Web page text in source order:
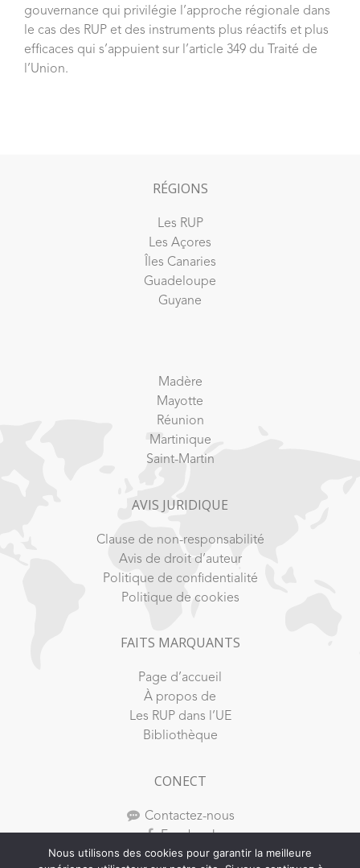
gouvernance qui privilégie l’approche régionale dans
le cas des RUP et des instruments plus réactifs et plus
efficaces qui s’appuient sur l’article 349 du Traité de
l’Union.
RÉGIONS
Les RUP
Les Açores
Îles Canaries
Guadeloupe
Guyane
Madère
Mayotte
Réunion
Martinique
Saint-Martin
AVIS JURIDIQUE
Clause de non-responsabilité
Avis de droit d’auteur
Politique de confidentialité
Politique de cookies
FAITS MARQUANTS
Page d’accueil
À propos de
Les RUP dans l’UE
Bibliothèque
CONECT
Contactez-nous
Facebook
Youtube
Nous utilisons des cookies pour garantir la meilleure